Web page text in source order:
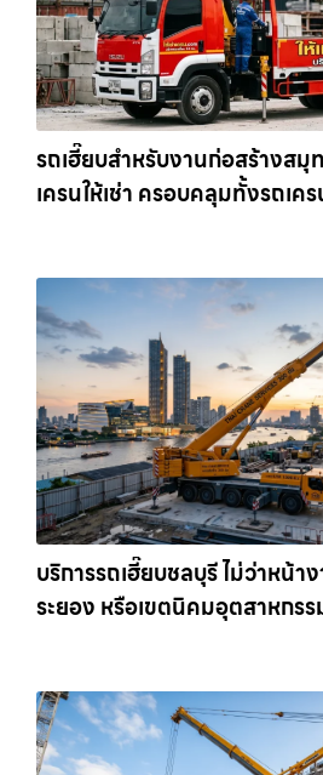
รถเฮี๊ยบสำหรับงานก่อสร้างสมุ
เครนให้เช่า ครอบคลุมทั้งรถเค
บริการรถเฮี๊ยบชลบุรี ไม่ว่าหน้า
ระยอง หรือเขตนิคมอุตสาหกรร